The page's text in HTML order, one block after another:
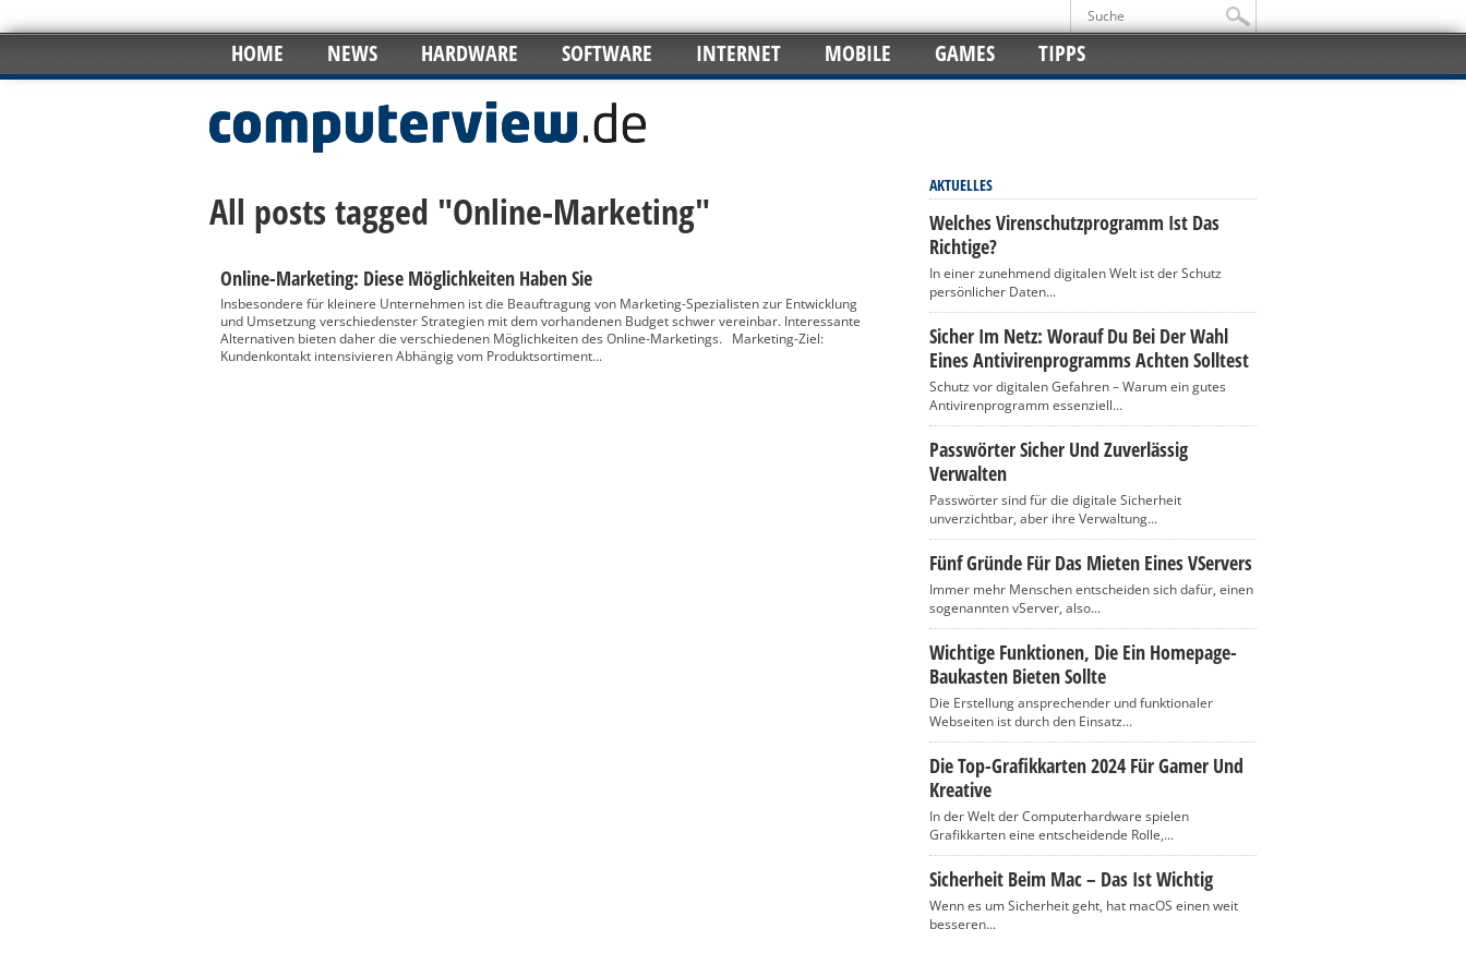
HOME NEWS HARDWARE SOFTWARE INTERNET MOBILE GAMES TIPPS
All posts tagged "Online-Marketing"
Online-Marketing: Diese Möglichkeiten Haben Sie
Insbesondere für kleinere Unternehmen ist die Beauftragung von Marketing-Spezialisten zur Entwicklung
und Umsetzung verschiedenster Strategien mit dem vorhandenen Budget schwer vereinbar. Interessante
Alternativen bieten daher die verschiedenen Möglichkeiten des Online-Marketings. Marketing-Ziel:
Kundenkontakt intensivieren Abhängig vom Produktsortiment...
AKTUELLES
Welches Virenschutzprogramm Ist Das
Richtige?
In einer zunehmend digitalen Welt ist der Schutz
persönlicher Daten...
Sicher Im Netz: Worauf Du Bei Der Wahl
Eines Antivirenprogramms Achten Solltest
Schutz vor digitalen Gefahren – Warum ein gutes
Antivirenprogramm essenziell...
Passwörter Sicher Und Zuverlässig
Verwalten
Passwörter sind für die digitale Sicherheit
unverzichtbar, aber ihre Verwaltung...
Fünf Gründe Für Das Mieten Eines VServers
Immer mehr Menschen entscheiden sich dafür, einen
sogenannten vServer, also...
Wichtige Funktionen, Die Ein Homepage-
Baukasten Bieten Sollte
Die Erstellung ansprechender und funktionaler
Webseiten ist durch den Einsatz...
Die Top-Grafikkarten 2024 Für Gamer Und
Kreative
In der Welt der Computerhardware spielen
Grafikkarten eine entscheidende Rolle,...
Sicherheit Beim Mac – Das Ist Wichtig
Wenn es um Sicherheit geht, hat macOS einen weit
besseren...